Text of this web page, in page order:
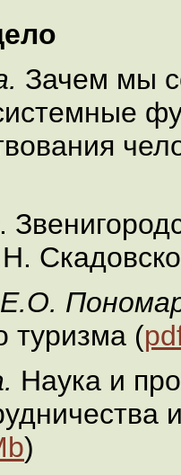
Зачем мы
.
туризма (
Наука и
)